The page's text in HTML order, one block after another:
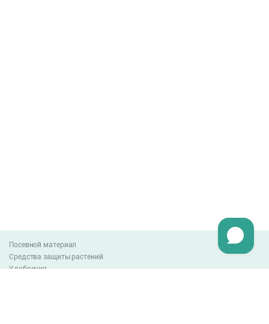
Посевной материал
Средства защиты растений
Удобрения